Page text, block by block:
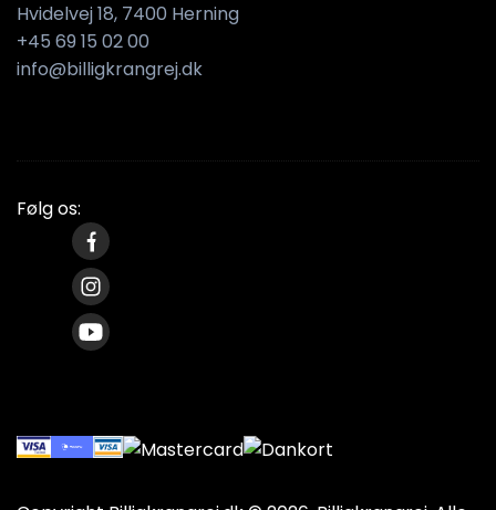
Hvidelvej 18, 7400 Herning
+45 69 15 02 00
info@billigkrangrej.dk
Følg os: